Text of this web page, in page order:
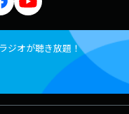
ジオが聴き放題！